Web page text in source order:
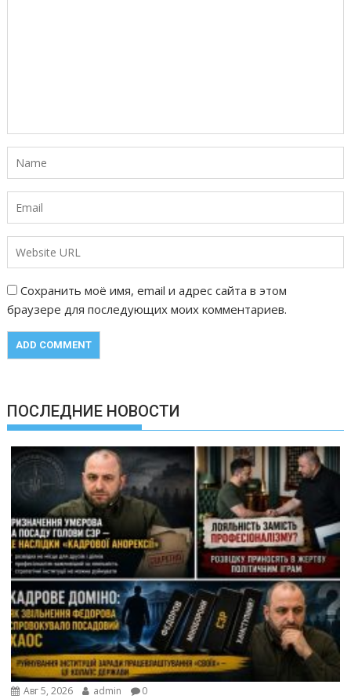
Сохранить моё имя, email и адрес сайта в этом
браузере для последующих моих комментариев.
ПОСЛЕДНИЕ НОВОСТИ
Авг 5, 2026 admin 0